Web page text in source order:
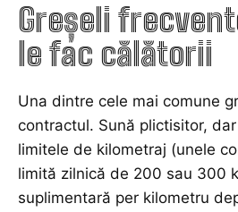
Greșeli
le fac călătorii
Una dintre cele mai comune
contractul. Sună plictisitor,
limitele de kilometraj (unele
limită zilnică de 200 sau 300
suplimentară per kilometru